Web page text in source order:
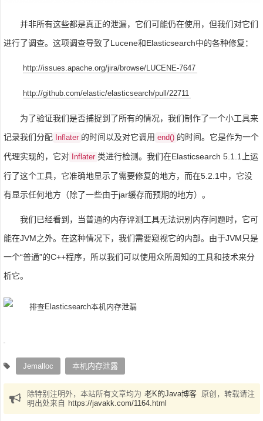
并非所有这些都是真正的泄漏，它们可能仍在使用，但我们对它们
进行了调查。这项调查导致了Lucene和Elasticsearch中的各种修复：
http://issues.apache.org/jira/browse/LUCENE-7647
http://github.com/elastic/elasticsearch/pull/22711
为了验证我们是否捕捉到了所有的情况，我们制作了一个小工具来
记录我们分配 Inflater 的时间以及对它调用 end() 的时间。它是作为一个
代理实现的，它对 Inflater 类进行检测。我们在Elasticsearch 5.1.1上运
行了这个工具，它准确地显示了需要修复的地方，而在5.2.1中，它没
有显示任何地方（除了一些由于jar缓存而预期的地方）。
我们已经看到，当普通的内存评测工具无法识别内存问题时，它可
能在JVM之外。在这种情况下，我们需要窥视它的内部。由于JVM只是
一个“普通”的C++程序，所以我们可以使用众所周知的工具和技术来分
析它。
Jemalloc 本机内存泄露
除特别注明外，本站所有文章均为 老K的Java博客 原创，转载请注
明出处来自 https://javakk.com/1164.html